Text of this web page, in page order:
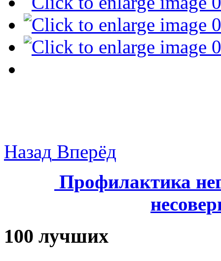
Назад Вперёд
Профилактика
100 лучших